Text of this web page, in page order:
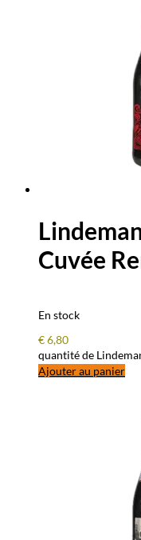
Cuvée
En stock
€6,80
quantité de
Ajouter au panier